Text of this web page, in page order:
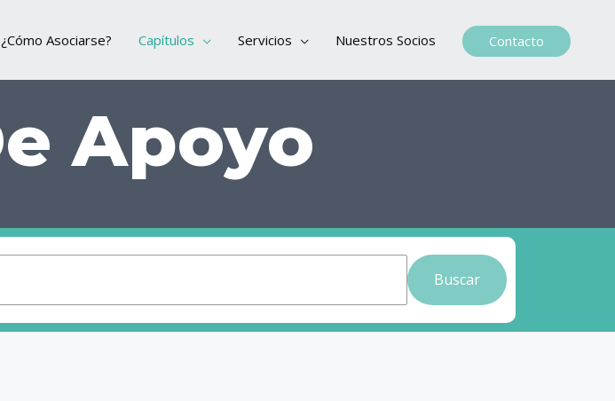
¿Cómo Asociarse? Capítulos Servicios Nuestros Socios Contacto
Apoyo